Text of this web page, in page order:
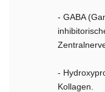
- GABA
-
Kollagen.